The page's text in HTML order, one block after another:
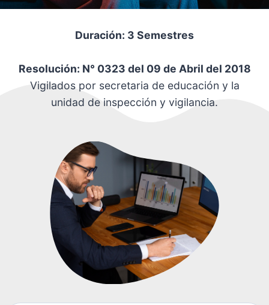
Duración: 3 Semestres
Resolución: N° 0323 del 09 de Abril del 2018
Vigilados por secretaria de educación y la
unidad de inspección y vigilancia.